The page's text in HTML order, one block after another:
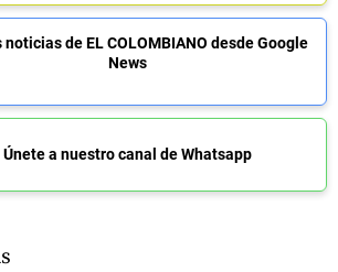
noticias de EL COLOMBIANO desde Google
News
Únete a nuestro canal de Whatsapp